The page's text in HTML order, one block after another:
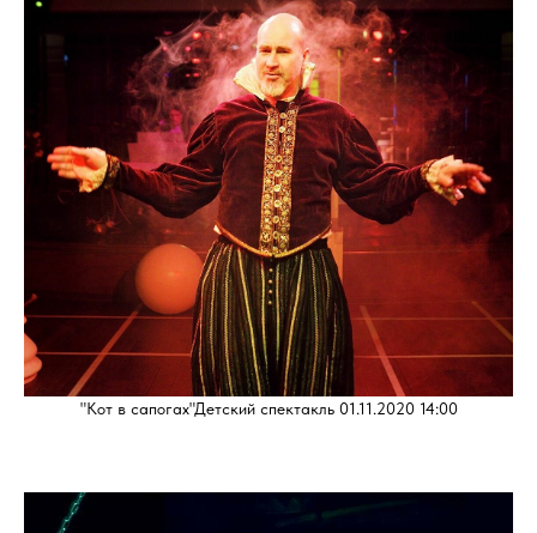
"Кот в сапогах"Детский спектакль 01.11.2020 14:00